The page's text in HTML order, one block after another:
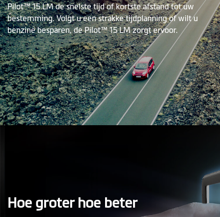
Pilot™ 15 LM de snelste tijd of kortste afstand tot uw
bestemming. Volgt u een strakke tijdplanning of wilt u
benzine besparen, de Pilot™ 15 LM zorgt ervoor.
Hoe groter hoe beter